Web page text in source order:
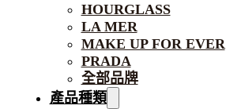
HOURGLASS
LA MER
MAKE UP FOR EVER
PRADA
全部品牌
產品種類